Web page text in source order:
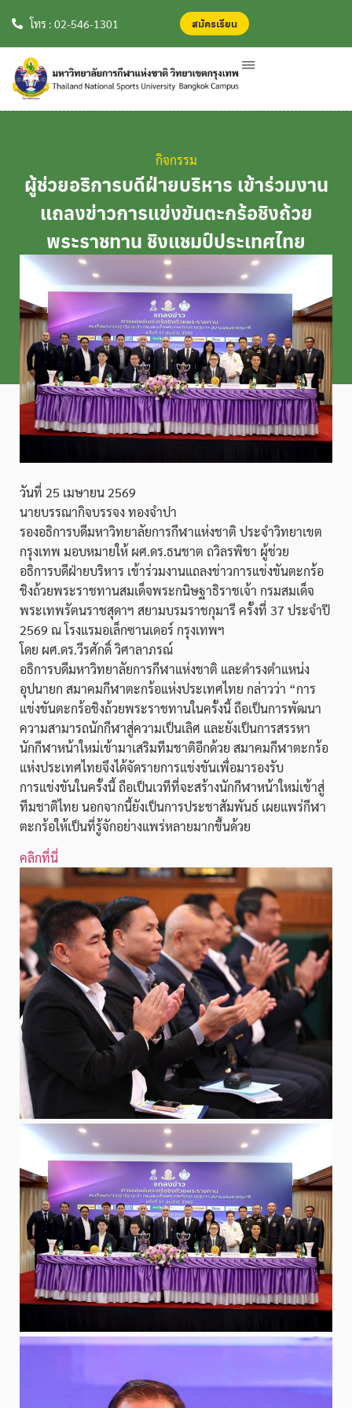
โทร : 02-546-1301 สมัครเรียน
กิจกรรม
ผู้ช่วยอธิการบดีฝ่ายบริหาร เข้าร่วมงาน
แถลงข่าวการแข่งขันตะกร้อชิงถ้วย
พระราชทาน ชิงแชมป์ประเทศไทย
วันที่ 25 เมษายน 2569
นายบรรณากิจบรรจง ทองจำปา
รองอธิการบดีมหาวิทยาลัยการกีฬาแห่งชาติ ประจำวิทยาเขต
กรุงเทพ มอบหมายให้ ผศ.ดร.ธนชาต ถวิลรพิชา ผู้ช่วย
อธิการบดีฝ่ายบริหาร เข้าร่วมงานแถลงข่าวการแข่งขันตะกร้อ
ชิงถ้วยพระราชทานสมเด็จพระกนิษฐาธิราชเจ้า กรมสมเด็จ
พระเทพรัตนราชสุดาฯ สยามบรมราชกุมารี ครั้งที่ 37 ประจำปี
2569 ณ โรงแรมอเล็กซานเดอร์ กรุงเทพฯ
โดย ผศ.ดร.วีรศักดิ์ วิศาลาภรณ์
อธิการบดีมหาวิทยาลัยการกีฬาแห่งชาติ และดำรงตำแหน่ง
อุปนายก สมาคมกีฬาตะกร้อแห่งประเทศไทย กล่าวว่า “การ
แข่งขันตะกร้อชิงถ้วยพระราชทานในครั้งนี้ ถือเป็นการพัฒนา
ความสามารถนักกีฬาสู่ความเป็นเลิศ และยังเป็นการสรรหา
นักกีฬาหน้าใหม่เข้ามาเสริมทีมชาติอีกด้วย สมาคมกีฬาตะกร้อ
แห่งประเทศไทยจึงได้จัดรายการแข่งขันเพื่อมารองรับ
การแข่งขันในครั้งนี้ ถือเป็นเวทีที่จะสร้างนักกีฬาหน้าใหม่เข้าสู่
ทีมชาติไทย นอกจากนี้ยังเป็นการประชาสัมพันธ์ เผยแพร่กีฬา
ตะกร้อให้เป็นที่รู้จักอย่างแพร่หลายมากขึ้นด้วย
คลิกที่นี่